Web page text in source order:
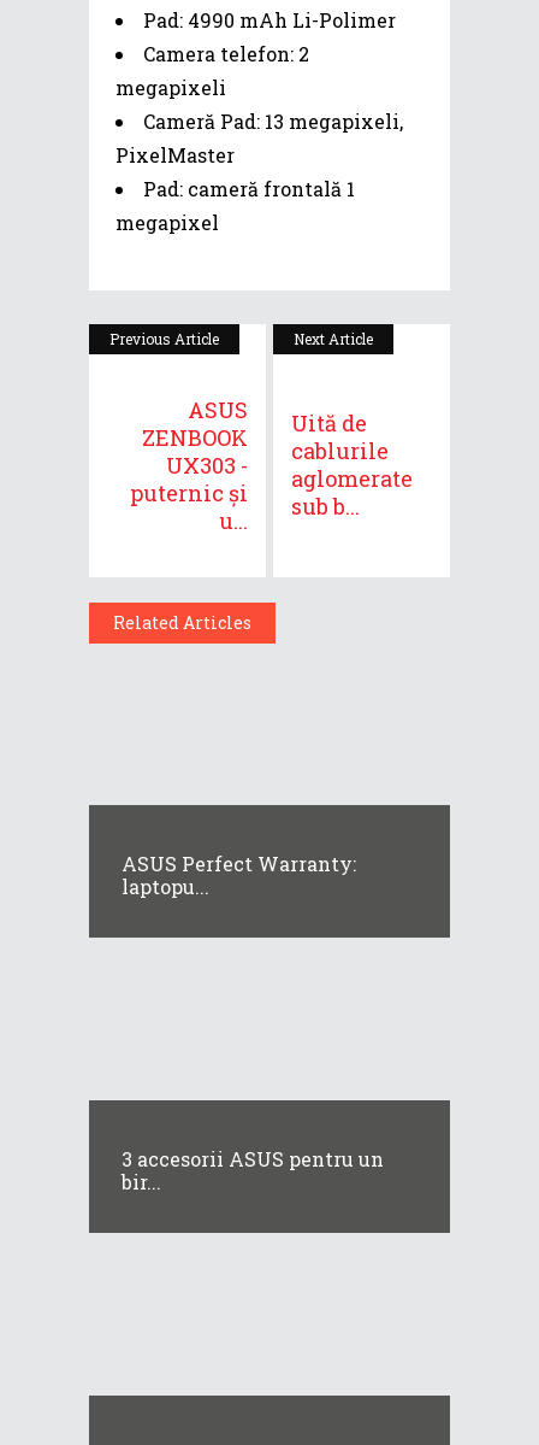
Pad: 4990 mAh Li-Polimer
Camera telefon: 2
megapixeli
Cameră Pad: 13 megapixeli,
PixelMaster
Pad: cameră frontală 1
megapixel
Previous Article
ASUS
ZENBOOK
UX303 -
puternic și
u...
Next Article
Uită de
cablurile
aglomerate
sub b...
Related Articles
ASUS Perfect Warranty:
laptopu...
3 accesorii ASUS pentru un
bir...